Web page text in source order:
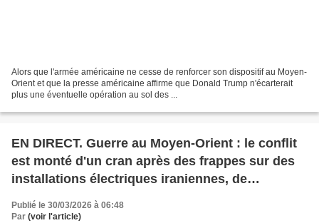
Alors que l'armée américaine ne cesse de renforcer son dispositif au Moyen-
Orient et que la presse américaine affirme que Donald Trump n'écarterait
plus une éventuelle opération au sol des ...
EN DIRECT. Guerre au Moyen-Orient : le conflit
est monté d'un cran après des frappes sur des
installations électriques iraniennes, de
nouvelles forces spéciales américaines sont
arrivées, suivez la situation
Publié le 30/03/2026 à 06:48
Par (voir l'article)